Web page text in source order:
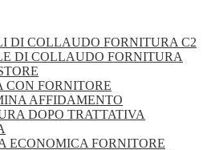
DI COLLAUDO FORNITURA C2
DI COLLAUDO FORNITURA
CON FORNITORE
AFFIDAMENTO
DOPO TRATTATIVA
ECONOMICA FORNITORE